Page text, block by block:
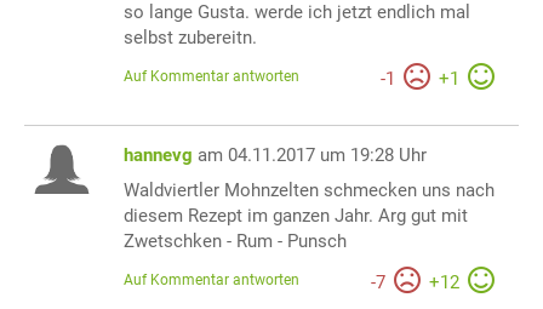
so lange Gusta. werde ich jetzt endlich mal
selbst zubereitn.
-1 +1
Auf Kommentar antworten
hannevg am 04.11.2017 um 19:28 Uhr
Waldviertler Mohnzelten schmecken uns nach
diesem Rezept im ganzen Jahr. Arg gut mit
Zwetschken - Rum - Punsch
-7 +12
Auf Kommentar antworten